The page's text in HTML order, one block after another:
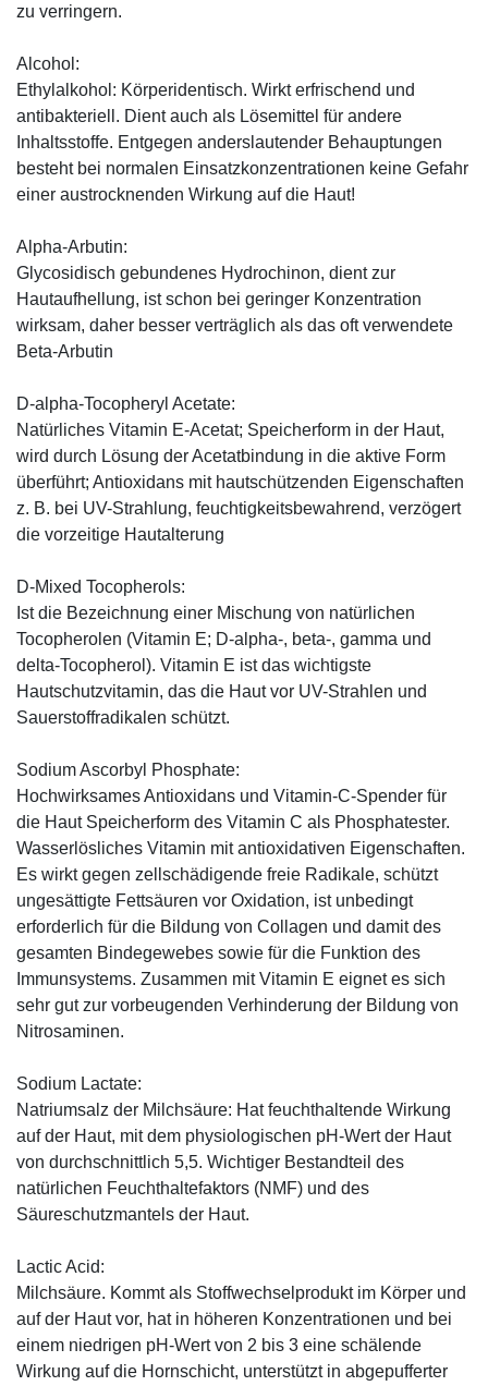
zu verringern.
Alcohol:
Ethylalkohol: Körperidentisch. Wirkt erfrischend und
antibakteriell. Dient auch als Lösemittel für andere
Inhaltsstoffe. Entgegen anderslautender Behauptungen
besteht bei normalen Einsatzkonzentrationen keine Gefahr
einer austrocknenden Wirkung auf die Haut!
Alpha-Arbutin:
Glycosidisch gebundenes Hydrochinon, dient zur
Hautaufhellung, ist schon bei geringer Konzentration
wirksam, daher besser verträglich als das oft verwendete
Beta-Arbutin
D-alpha-Tocopheryl Acetate:
Natürliches Vitamin E-Acetat; Speicherform in der Haut,
wird durch Lösung der Acetatbindung in die aktive Form
überführt; Antioxidans mit hautschützenden Eigenschaften
z. B. bei UV-Strahlung, feuchtigkeitsbewahrend, verzögert
die vorzeitige Hautalterung
D-Mixed Tocopherols:
Ist die Bezeichnung einer Mischung von natürlichen
Tocopherolen (Vitamin E; D-alpha-, beta-, gamma und
delta-Tocopherol). Vitamin E ist das wichtigste
Hautschutzvitamin, das die Haut vor UV-Strahlen und
Sauerstoffradikalen schützt.
Sodium Ascorbyl Phosphate:
Hochwirksames Antioxidans und Vitamin-C-Spender für
die Haut Speicherform des Vitamin C als Phosphatester.
Wasserlösliches Vitamin mit antioxidativen Eigenschaften.
Es wirkt gegen zellschädigende freie Radikale, schützt
ungesättigte Fettsäuren vor Oxidation, ist unbedingt
erforderlich für die Bildung von Collagen und damit des
gesamten Bindegewebes sowie für die Funktion des
Immunsystems. Zusammen mit Vitamin E eignet es sich
sehr gut zur vorbeugenden Verhinderung der Bildung von
Nitrosaminen.
Sodium Lactate:
Natriumsalz der Milchsäure: Hat feuchthaltende Wirkung
auf der Haut, mit dem physiologischen pH-Wert der Haut
von durchschnittlich 5,5. Wichtiger Bestandteil des
natürlichen Feuchthaltefaktors (NMF) und des
Säureschutzmantels der Haut.
Lactic Acid:
Milchsäure. Kommt als Stoffwechselprodukt im Körper und
auf der Haut vor, hat in höheren Konzentrationen und bei
einem niedrigen pH-Wert von 2 bis 3 eine schälende
Wirkung auf die Hornschicht, unterstützt in abgepufferter